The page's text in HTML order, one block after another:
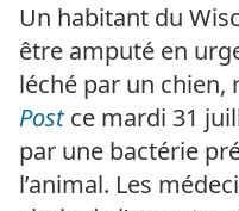
Un habitant du
être amputé en
léché par un chien,
Postce mardi 31
par une bactérie
l’animal. Les